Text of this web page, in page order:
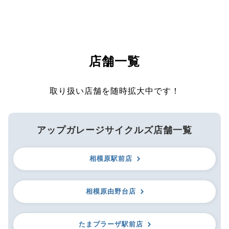
店舗一覧
取り扱い店舗を随時拡大中です！
アップガレージサイクルズ店舗一覧
相模原駅前店
相模原由野台店
たまプラーザ駅前店